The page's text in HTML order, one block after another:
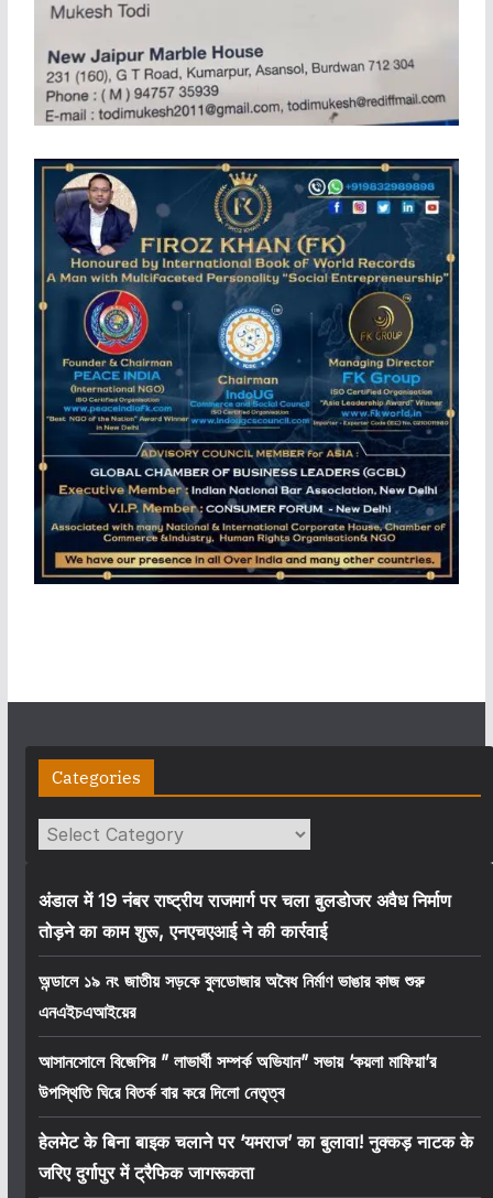
Categories
Categories
अंडाल में 19 नंबर राष्ट्रीय राजमार्ग पर चला बुलडोजर अवैध निर्माण
तोड़ने का काम शुरू, एनएचएआई ने की कार्रवाई
অন্ডালে ১৯ নং জাতীয় সড়কে বুলডোজার অবৈধ নির্মাণ ভাঙার কাজ শুরু
এনএইচএআইয়ের
আসানসোলে বিজেপির ” লাভার্থী সম্পর্ক অভিযান” সভায় ‘কয়লা মাফিয়া’র
উপস্থিতি ঘিরে বিতর্ক বার করে দিলো নেতৃত্ব
हेलमेट के बिना बाइक चलाने पर ‘यमराज’ का बुलावा! नुक्कड़ नाटक के
जरिए दुर्गापुर में ट्रैफिक जागरूकता